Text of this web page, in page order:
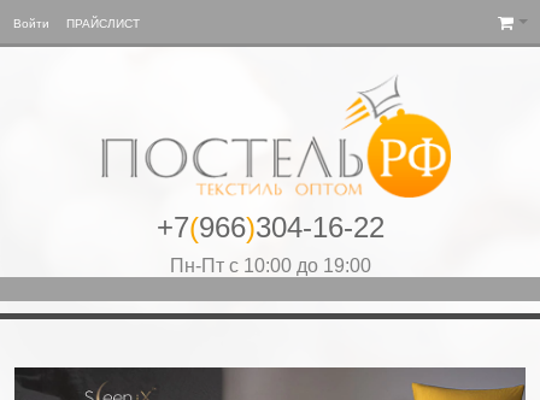
Войти ПРАЙСЛИСТ
+7(966)304-16-22
Пн-Пт с 10:00 до 19:00